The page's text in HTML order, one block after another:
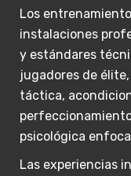
Los
instalaciones
y estándares
jugadores de
táctica,
psicológica
Las experiencias